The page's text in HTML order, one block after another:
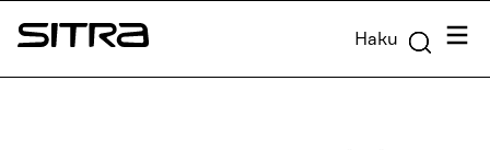
Siirry
suoraan
Sitra Haku